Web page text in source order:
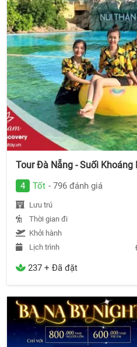
Tour Đà Nẵng - Suối Khoáng
4 Tốt - 796 đánh giá
Lưu trú
Thời gian đi
Khởi hành
Lịch trình
237 + Đã đặt